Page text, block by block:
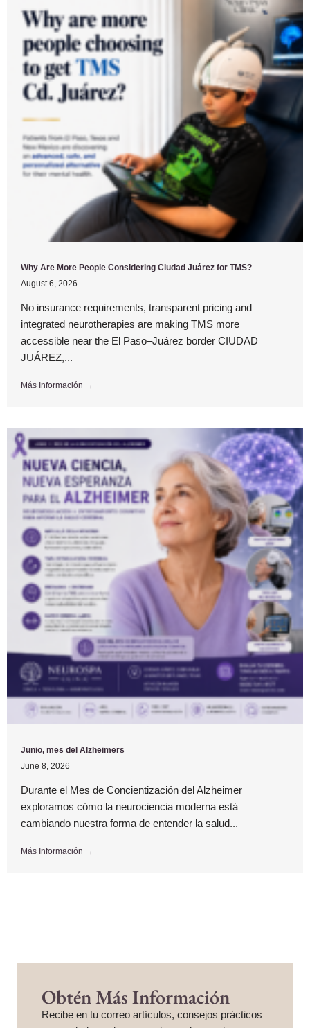
Why Are More People Considering Ciudad Juárez for TMS?
August 6, 2026
No insurance requirements, transparent pricing and
integrated neurotherapies are making TMS more
accessible near the El Paso–Juárez border CIUDAD
JUÁREZ,...
Más Información →
Junio, mes del Alzheimers
June 8, 2026
Durante el Mes de Concientización del Alzheimer
exploramos cómo la neurociencia moderna está
cambiando nuestra forma de entender la salud...
Más Información →
Obtén Más Información
Recibe en tu correo artículos, consejos prácticos